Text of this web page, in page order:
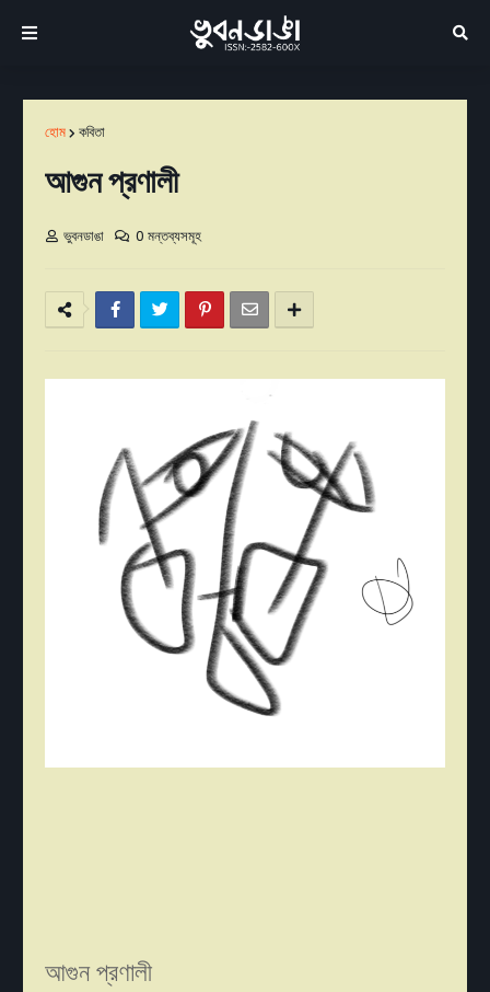
হোম কবিতা
আগুন প্রণালী
ভুবনডাঙা 0 মন্তব্যসমূহ
আগুন প্রণালী